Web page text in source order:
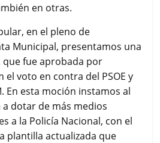
en otras.
en el pleno de
Municipal, presentamos una
fue aprobada por
el voto en contra del PSOE y
En esta moción instamos al
dotar de más medios
a la Policía Nacional, con el
plantilla actualizada que